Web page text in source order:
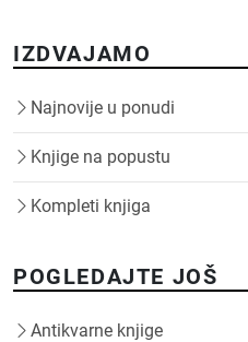
IZDVAJAMO
Najnovije u ponudi
Knjige na popustu
Kompleti knjiga
POGLEDAJTE JOŠ
Antikvarne knjige